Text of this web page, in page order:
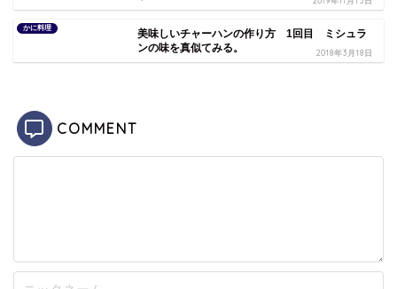
かに料理
美味しいチャーハンの作り方 1回目 ミシュラ
ンの味を真似てみる。
2018年3月18日
COMMENT